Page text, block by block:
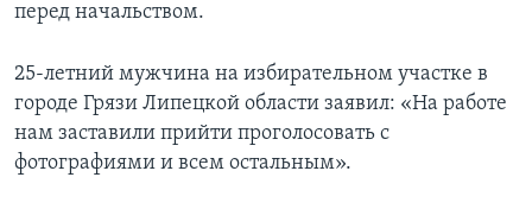
перед начальством.
25-летний мужчина на избирательном участке в
городе Грязи Липецкой области заявил: «На работе
нам заставили прийти проголосовать с
фотографиями и всем остальным».